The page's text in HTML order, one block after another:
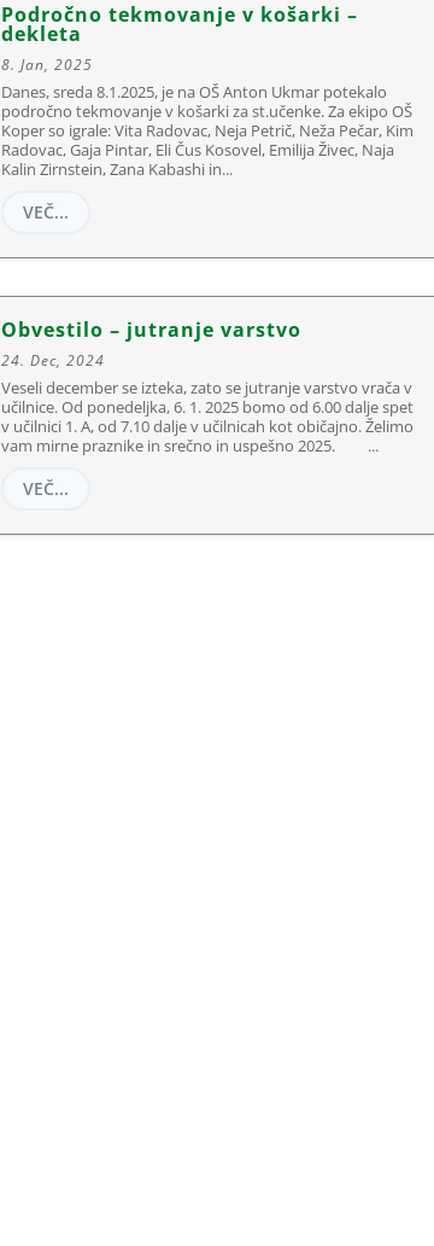
Področno tekmovanje v košarki –
dekleta
8. Jan, 2025
Danes, sreda 8.1.2025, je na OŠ Anton Ukmar potekalo
področno tekmovanje v košarki za st.učenke. Za ekipo OŠ
Koper so igrale: Vita Radovac, Neja Petrič, Neža Pečar, Kim
Radovac, Gaja Pintar, Eli Čus Kosovel, Emilija Živec, Naja
Kalin Zirnstein, Zana Kabashi in...
VEČ...
Obvestilo – jutranje varstvo
24. Dec, 2024
Veseli december se izteka, zato se jutranje varstvo vrača v
učilnice. Od ponedeljka, 6. 1. 2025 bomo od 6.00 dalje spet
v učilnici 1. A, od 7.10 dalje v učilnicah kot običajno. Želimo
vam mirne praznike in srečno in uspešno 2025. ...
VEČ...